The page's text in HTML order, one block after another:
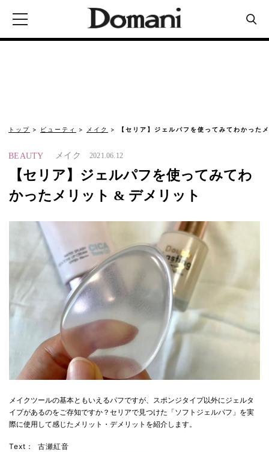
トップ ビューティ メイク 【セリア】ジェルパフを使ってみてわかった
BEAUTY メイク 2021.06.12
【セリア】ジェルパフを使ってみてわ
かったメリット & デメリット
メイクツールの基本ともいえるパフですが、スポンジタイプ以外にジェルタ
イプがあるのをご存知ですか？セリアで見つけた「ソフトジェルパフ」を実
際に使用して感じたメリット・デメリットを紹介します。
Text：
古瀬紅音